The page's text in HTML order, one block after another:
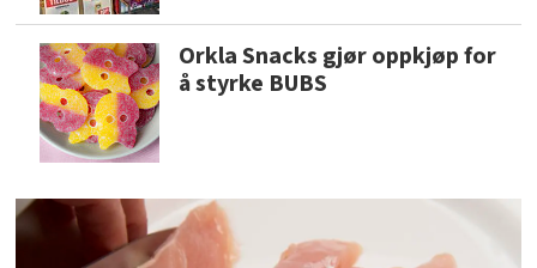
Orkla Snacks gjør oppkjøp for
å styrke BUBS